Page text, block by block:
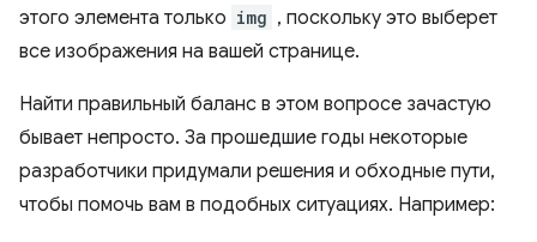
этого элемента только img , поскольку это выберет
все изображения на вашей странице.
Найти правильный баланс в этом вопросе зачастую
бывает непросто. За прошедшие годы некоторые
разработчики придумали решения и обходные пути,
чтобы помочь вам в подобных ситуациях. Например: